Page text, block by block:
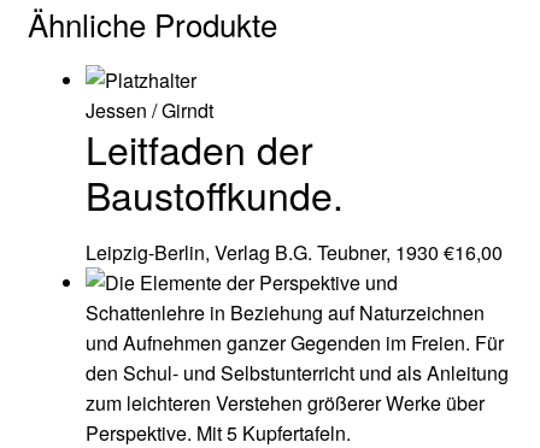
Ähnliche Produkte
Jessen / Girndt
Leitfaden der
Baustoffkunde.
Leipzig-Berlin, Verlag B.G. Teubner, 1930 €16,00